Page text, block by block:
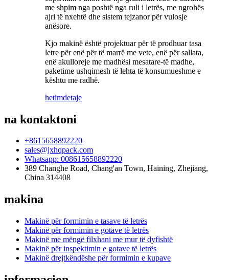
me shpim nga poshtë nga ruli i letrës, me ngrohës
ajri të nxehtë dhe sistem tejzanor për vulosje
anësore.
Kjo makinë është projektuar për të prodhuar tasa
letre për enë për të marrë me vete, enë për sallata,
enë akulloreje me madhësi mesatare-të madhe,
paketime ushqimesh të lehta të konsumueshme e
kështu me radhë.
hetimdetaje
na kontaktoni
+8615658892220
sales@jxhqpack.com
Whatsapp: 008615658892220
389 Changhe Road, Chang'an Town, Haining, Zhejiang,
China 314408
makina
Makinë për formimin e tasave të letrës
Makinë për formimin e gotave të letrës
Makinë me mëngë filxhani me mur të dyfishtë
Makinë për inspektimin e gotave të letrës
Makinë drejtkëndëshe për formimin e kupave